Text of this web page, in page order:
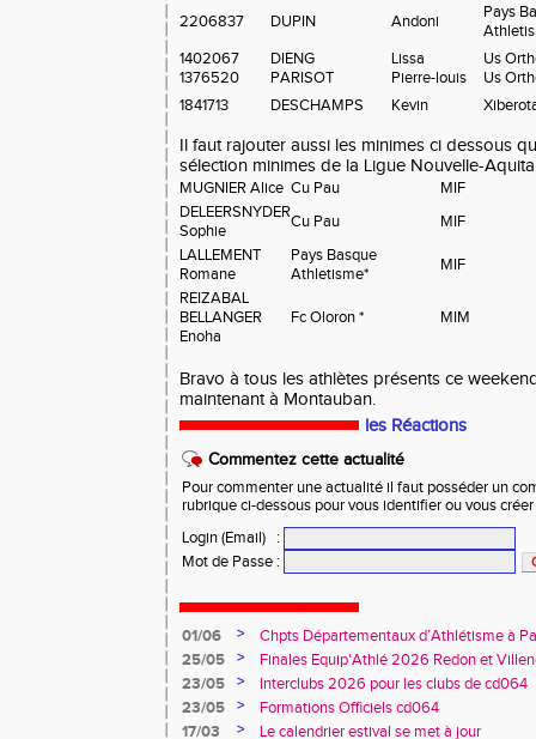
2206837
DUPIN Andoni
Pays
1402067
DIENG Lissa
Us
1376520
PARISOT Pierre-louis
Us
1841713
DESCHAMPS Kevin
Il faut rajouter aussi les minimes ci dessous
sélection minimes de la Ligue Nouvelle-
MUGNIER Alice Cu Pau
MIF
DELEERSNYDER
Sophie
Cu Pau
MIF
LALLEMENT
Romane
Pays Basque
Athletisme*
MIF
REIZABAL
BELLANGER
Enoha
Fc Oloron * MIM
Bravo à tous les athlètes présents ce
maintenant à Montauban.
les Réactions
Commentez cette actualité
Pour commenter une actualité il faut posséder un
rubrique ci-dessous pour vous identifier ou vous
Login (Email)
:
Mot de Passe :
01/06 >
Chpts Départementaux d’Athlétisme à
Toulouse
25/05 >
Finales Equip'Athlé 2026 Redon et
23/05
>
Interclubs 2026 pour les clubs de cd064
23/05
>
Formations Officiels cd064
17/03
>
Le calendrier estival se met à jour